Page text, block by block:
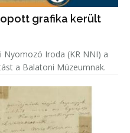
grafika került
Nyomozó Iroda (KR NNI) a
a Balatoni Múzeumnak.